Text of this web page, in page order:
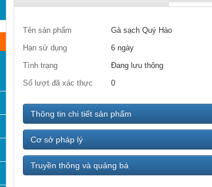
Tên sản phẩm
Gà sạch Quý Hào
Hạn sử dụng
6 ngày
Tình trạng
Đang lưu thông
Số lượt đã xác thực
0
Thông tin chi tiết sản phẩm
Cơ sở pháp lý
Truyền thông và quảng bá